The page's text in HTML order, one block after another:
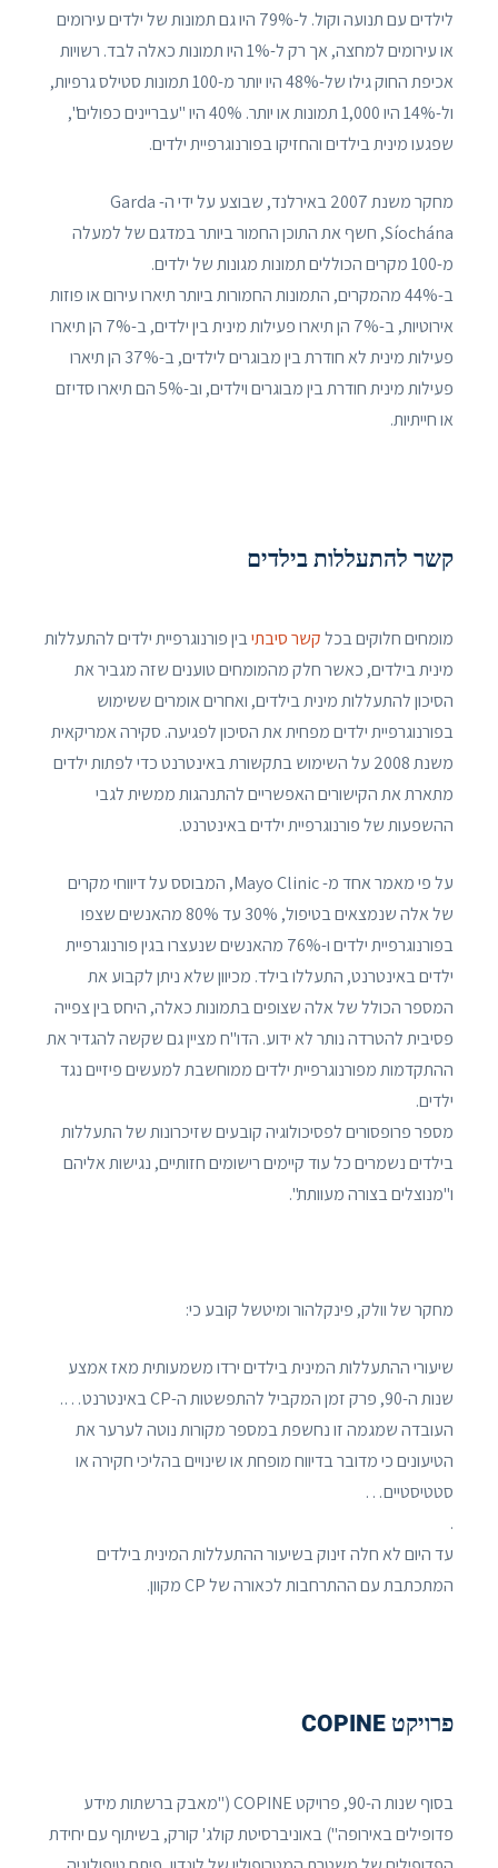
לילדים עם תנועה וקול. ל-79% היו גם תמונות של ילדים עירומים
או עירומים למחצה, אך רק ל-1% היו תמונות כאלה לבד. רשויות
אכיפת החוק גילו של-48% היו יותר מ-100 תמונות סטילס גרפיות,
ול-14% היו 1,000 תמונות או יותר. 40% היו "עבריינים כפולים",
שפגעו מינית בילדים והחזיקו בפורנוגרפיית ילדים.
מחקר משנת 2007 באירלנד, שבוצע על ידי ה- Garda
Síochána, חשף את התוכן החמור ביותר במדגם של למעלה
מ-100 מקרים הכוללים תמונות מגונות של ילדים.
ב-44% מהמקרים, התמונות החמורות ביותר תיארו עירום או פוזות
אירוטיות, ב-7% הן תיארו פעילות מינית בין ילדים, ב-7% הן תיארו
פעילות מינית לא חודרת בין מבוגרים לילדים, ב-37% הן תיארו
פעילות מינית חודרת בין מבוגרים וילדים, וב-5% הם תיארו סדיזם
או חייתיות.
קשר להתעללות בילדים
מומחים חלוקים בכלקשר סיבתיבין פורנוגרפיית ילדים להתעללות
מינית בילדים, כאשר חלק מהמומחים טוענים שזה מגביר את
הסיכון להתעללות מינית בילדים, ואחרים אומרים ששימוש
בפורנוגרפיית ילדים מפחית את הסיכון לפגיעה. סקירה אמריקאית
משנת 2008 על השימוש בתקשורת באינטרנט כדי לפתות ילדים
מתארת ​​את הקישורים האפשריים להתנהגות ממשית לגבי
ההשפעות של פורנוגרפיית ילדים באינטרנט.
על פי מאמר אחד מ- Mayo Clinic, המבוסס על דיווחי מקרים
של אלה שנמצאים בטיפול, 30% עד 80% מהאנשים שצפו
בפורנוגרפיית ילדים ו-76% מהאנשים שנעצרו בגין פורנוגרפיית
ילדים באינטרנט, התעללו בילד. מכיוון שלא ניתן לקבוע את
המספר הכולל של אלה שצופים בתמונות כאלה, היחס בין צפייה
פסיבית להטרדה נותר לא ידוע. הדו"ח מציין גם שקשה להגדיר את
ההתקדמות מפורנוגרפיית ילדים ממוחשבת למעשים פיזיים נגד
ילדים.
מספר פרופסורים לפסיכולוגיה קובעים שזיכרונות של התעללות
בילדים נשמרים כל עוד קיימים רישומים חזותיים, נגישות אליהם
ו"מנוצלים בצורה מעוותת".
מחקר של וולק, פינקלהור ומיטשל קובע כי:
שיעורי ההתעללות המינית בילדים ירדו משמעותית מאז אמצע
שנות ה-90, פרק זמן המקביל להתפשטות ה-CP באינטרנט….
העובדה שמגמה זו נחשפת במספר מקורות נוטה לערער את
הטיעונים כי מדובר בדיווח מופחת או שינויים בהליכי חקירה או
סטטיסטיים…
.
עד היום לא חלה זינוק בשיעור ההתעללות המינית בילדים
המתכתבת עם ההתרחבות לכאורה של CP מקוון.
פרויקט COPINE
בסוף שנות ה-90, פרויקט COPINE ("מאבק ברשתות מידע
פדופילים באירופה") באוניברסיטת קולג' קורק, בשיתוף עם יחידת